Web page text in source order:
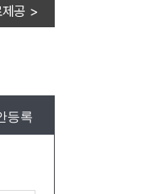
제공 >
등록